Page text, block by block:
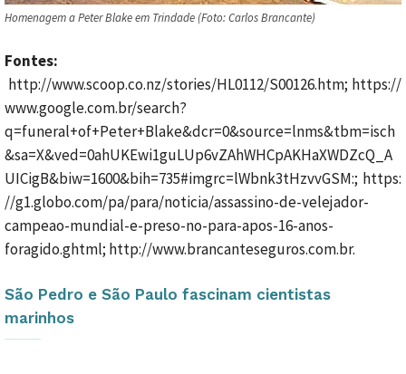
Homenagem a Peter Blake em Trindade (Foto: Carlos Brancante)
Fontes:
http://www.scoop.co.nz/stories/HL0112/S00126.htm; https://
www.google.com.br/search?
q=funeral+of+Peter+Blake&dcr=0&source=lnms&tbm=isch
&sa=X&ved=0ahUKEwi1guLUp6vZAhWHCpAKHaXWDZcQ_A
UICigB&biw=1600&bih=735#imgrc=lWbnk3tHzvvGSM:; https:
//g1.globo.com/pa/para/noticia/assassino-de-velejador-
campeao-mundial-e-preso-no-para-apos-16-anos-
foragido.ghtml; http://www.brancanteseguros.com.br.
São Pedro e São Paulo fascinam cientistas
marinhos